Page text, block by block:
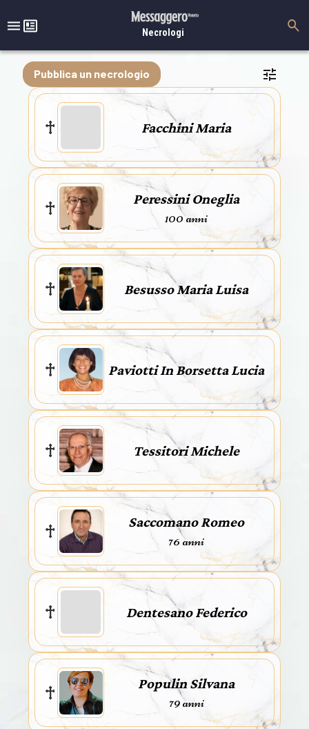
Necrologi
Pubblica un necrologio
Facchini Maria
Peressini Oneglia
100 anni
Besusso Maria Luisa
Paviotti In Borsetta Lucia
Tessitori Michele
Saccomano Romeo
76 anni
Dentesano Federico
Populin Silvana
79 anni